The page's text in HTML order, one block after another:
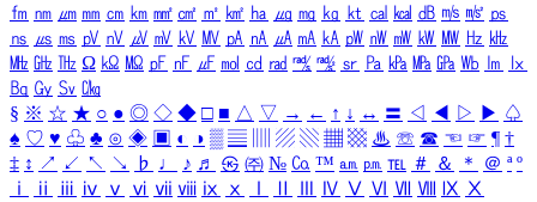
㎙ ㎚ ㎛ ㎜ ㎝ ㎞ ㎟ ㎠ ㎡ ㎢ ㏊ ㎍ ㎎ ㎏ ㏏ ㎈ ㎉ ㏈ ㎧ ㎨ ㎰
㎱ ㎲ ㎳ ㎴ ㎵ ㎶ ㎷ ㎸ ㎹ ㎀ ㎁ ㎂ ㎃ ㎄ ㎺ ㎻ ㎽ ㎾ ㎿ ㎐ ㎑
㎒ ㎓ ㎔ Ω ㏀ ㏁ ㎊ ㎋ ㎌ ㏖ ㏅ ㎭ ㎮ ㎯ ㏛ ㎩ ㎪ ㎫ ㎬ ㏝ ㏐
㏓
㏃ ㏉ ㏜ ㏆
§ ※ ☆ ★ ○ ● ◎ ◇ ◆ □ ■ △ ▽ → ← ↑ ↓ ↔ 〓 ◁ ◀ ▷ ▶ ♤
♠ ♡ ♥ ♧ ♣ ⊙ ◈ ▣ ◐ ◑ ▒ ▤ ▨ ▧ ▦ ▩ ♨ ☏ ☎ ☜ ☞ ¶ †
‡ ↕ ↗ ↙ ↖ ↘ ♭ ♩ ♪ ♬ ㉿ ㈜ № ㏇ ™ ㏂ ㏘ ℡ ＃ ＆ ＊ ＠ ª º
ⅰ
ⅱ ⅲ ⅳ ⅴ ⅵ ⅶ ⅷ ⅸ ⅹ Ⅳ Ⅴ Ⅵ Ⅶ Ⅷ Ⅸ Ⅹ